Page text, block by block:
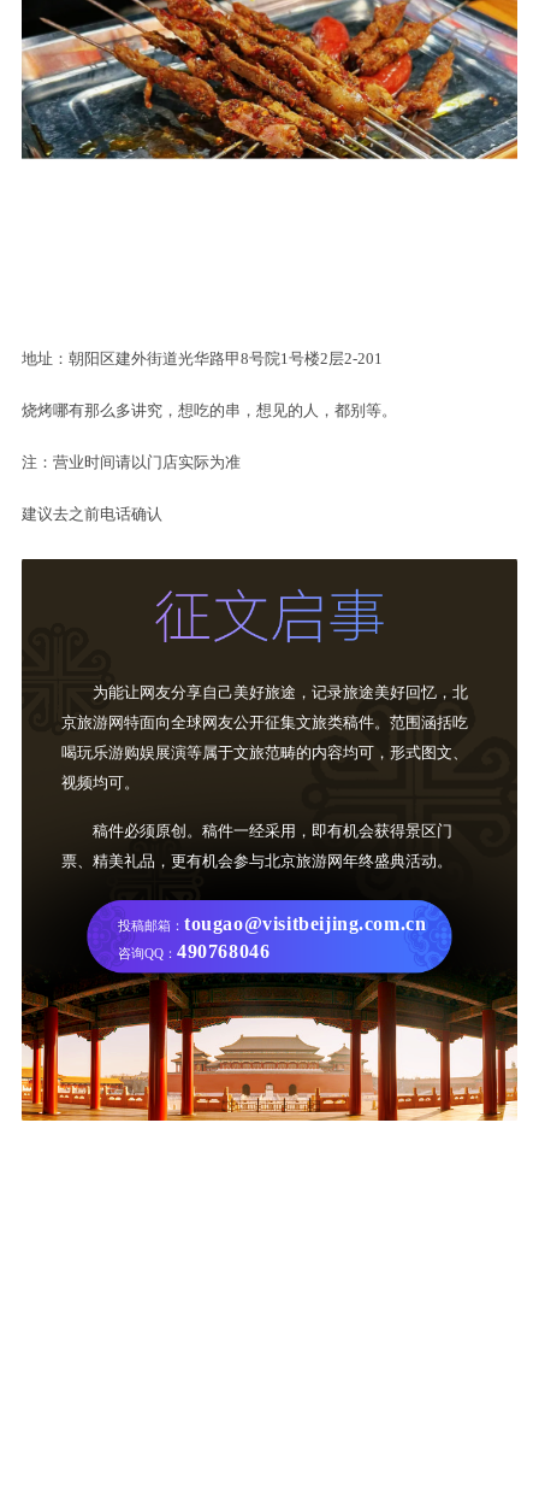
地址：朝阳区建外街道光华路甲8号院1号楼2层2-201
烧烤哪有那么多讲究，想吃的串，想见的人，都别等。
注：营业时间请以门店实际为准
建议去之前电话确认
为能让网友分享自己美好旅途，记录旅途美好回忆，北
京旅游网特面向全球网友公开征集文旅类稿件。范围涵括吃
喝玩乐游购娱展演等属于文旅范畴的内容均可，形式图文、
视频均可。
稿件必须原创。稿件一经采用，即有机会获得景区门
票、精美礼品，更有机会参与北京旅游网年终盛典活动。
投稿邮箱： tougao@visitbeijing.com.cn
咨询QQ： 490768046